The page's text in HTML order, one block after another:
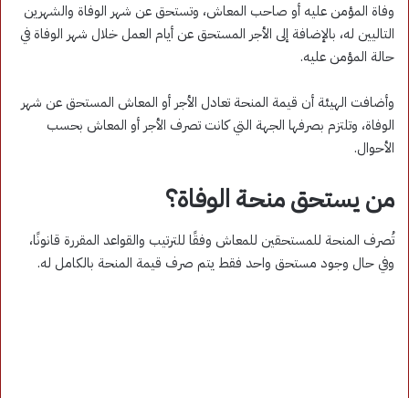
وفاة المؤمن عليه أو صاحب المعاش، وتستحق عن شهر الوفاة والشهرين
التاليين له، بالإضافة إلى الأجر المستحق عن أيام العمل خلال شهر الوفاة في
حالة المؤمن عليه.
وأضافت الهيئة أن قيمة المنحة تعادل الأجر أو المعاش المستحق عن شهر
الوفاة، وتلتزم بصرفها الجهة التي كانت تصرف الأجر أو المعاش بحسب
الأحوال.
من يستحق منحة الوفاة؟
تُصرف المنحة للمستحقين للمعاش وفقًا للترتيب والقواعد المقررة قانونًا،
وفي حال وجود مستحق واحد فقط يتم صرف قيمة المنحة بالكامل له.